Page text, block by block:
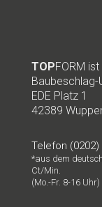
TOPFORM
Baubeschlag-
EDE Platz 1
42389
Telefon (0202)
*aus dem
Ct/Min.
(Mo.-Fr. 8-16 Uhr)